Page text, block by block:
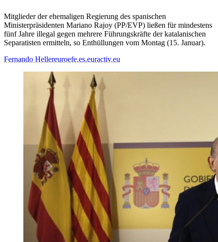
Mitglieder der ehemaligen Regierung des spanischen
Ministerpräsidenten Mariano Rajoy (PP/EVP) ließen für mindestens
fünf Jahre illegal gegen mehrere Führungskräfte der katalanischen
Separatisten ermitteln, so Enthüllungen vom Montag (15. Januar).
Fernando Hellereuroefe.es.euractiv.eu